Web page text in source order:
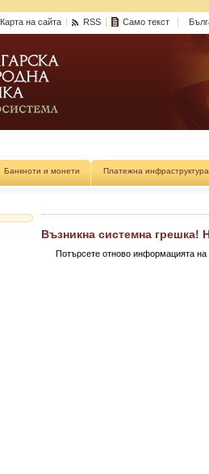
Карта на сайта RSS Само текст
Банкноти и монети Платежна инфраструктура
Възникна системна грешка!
Потърсете отново информацията на